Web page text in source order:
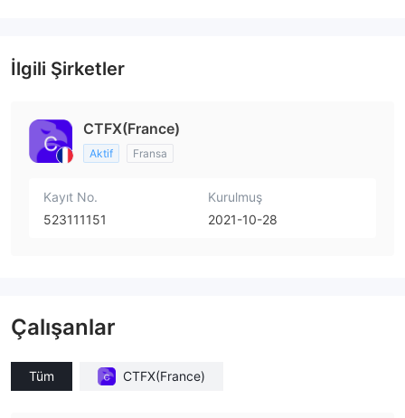
İlgili Şirketler
CTFX(France)
Aktif Fransa
Kayıt No.
523111151
Kurulmuş
2021-10-28
Çalışanlar
Tüm CTFX(France)